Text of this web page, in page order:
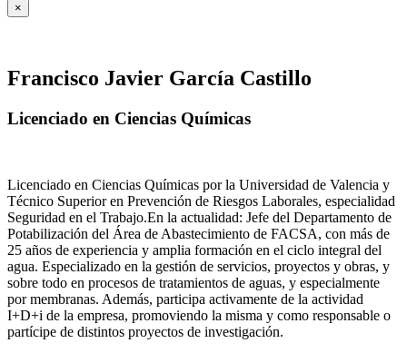
×
Francisco Javier García Castillo
Licenciado en Ciencias Químicas
Licenciado en Ciencias Químicas por la Universidad de Valencia y
Técnico Superior en Prevención de Riesgos Laborales, especialidad
Seguridad en el Trabajo.En la actualidad: Jefe del Departamento de
Potabilización del Área de Abastecimiento de FACSA, con más de
25 años de experiencia y amplia formación en el ciclo integral del
agua. Especializado en la gestión de servicios, proyectos y obras, y
sobre todo en procesos de tratamientos de aguas, y especialmente
por membranas. Además, participa activamente de la actividad
I+D+i de la empresa, promoviendo la misma y como responsable o
partícipe de distintos proyectos de investigación.